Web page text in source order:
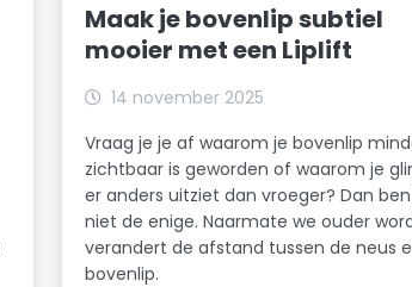
Maak je bovenlip subtiel
mooier met een Liplift
14 november 2025
Vraag je je af waarom je bovenlip
zichtbaar is geworden of waarom je
er anders uitziet dan vroeger? Dan
niet de enige. Naarmate we ouder
verandert de afstand tussen de neus
bovenlip.